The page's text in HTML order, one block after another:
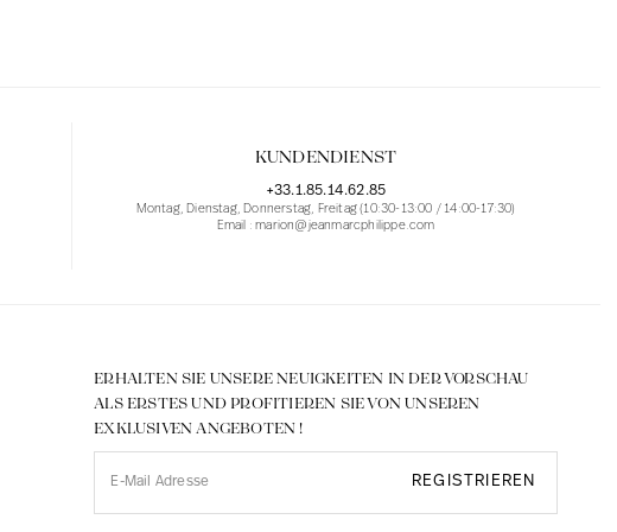
KUNDENDIENST
+33.1.85.14.62.85
Montag, Dienstag, Donnerstag, Freitag (10:30-13:00 / 14:00-17:30)
Email : marion@jeanmarcphilippe.com
ERHALTEN SIE UNSERE NEUIGKEITEN IN DER VORSCHAU
ALS ERSTES UND PROFITIEREN SIE VON UNSEREN
EXKLUSIVEN ANGEBOTEN !
REGISTRIEREN